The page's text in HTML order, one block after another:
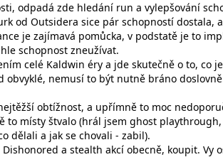
odpadá zde hledání run a vylepšování
od Outsidera sice pár schopností dostala,
je zajímavá pomůcka, v podstatě je to
schopnost zneužívat.
celé Kaldwin éry a jde skutečně o to, co
obvyklé, nemusí to být nutně bráno
obtížnost, a upřímně to moc
to místy štvalo (hrál jsem ghost
dělali a jak se chovali - zabil).
a stealth akcí obecně, koupit. Vy